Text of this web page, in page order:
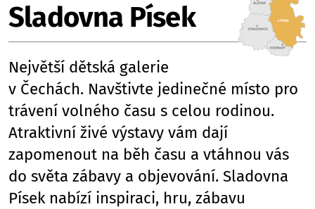
Sladovna Písek
Největší dětská galerie
v Čechách. Navštivte jedinečné místo pro
trávení volného času s celou rodinou.
Atraktivní živé výstavy vám dají
zapomenout na běh času a vtáhnou vás
do světa zábavy a objevování. Sladovna
Písek nabízí inspiraci, hru, zábavu